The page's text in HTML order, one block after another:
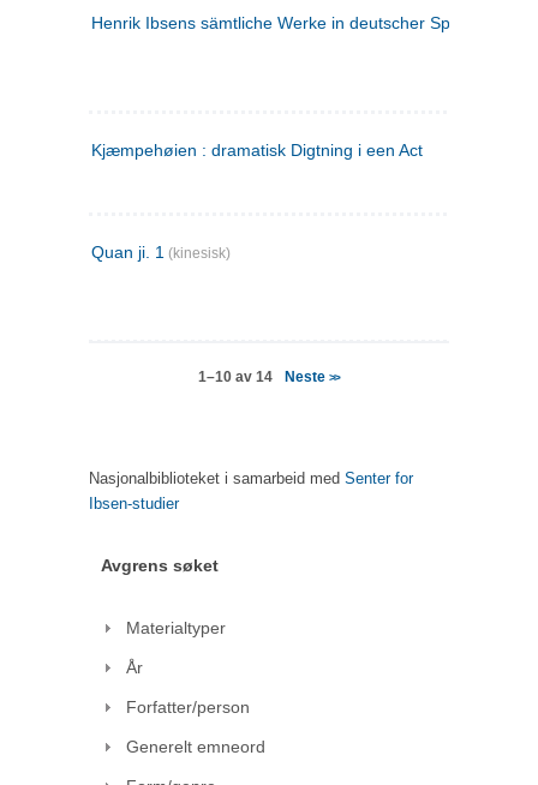
Henrik Ibsens sämtliche Werke in deutscher Sprache. 2
Kjæmpehøien : dramatisk Digtning i een Act
Quan ji. 1 (kinesisk)
1–10 av 14 Neste>>
Nasjonalbiblioteket i samarbeid med Senter for
Ibsen-studier
Avgrens søket
Materialtyper
År
Forfatter/person
Generelt emneord